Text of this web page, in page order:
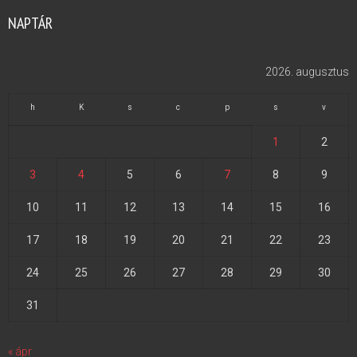
NAPTÁR
2026. augusztus
h K s c p s v
1 2
3 4 5 6 7 8 9
10 11 12 13 14 15 16
17 18 19 20 21 22 23
24 25 26 27 28 29 30
31
« ápr